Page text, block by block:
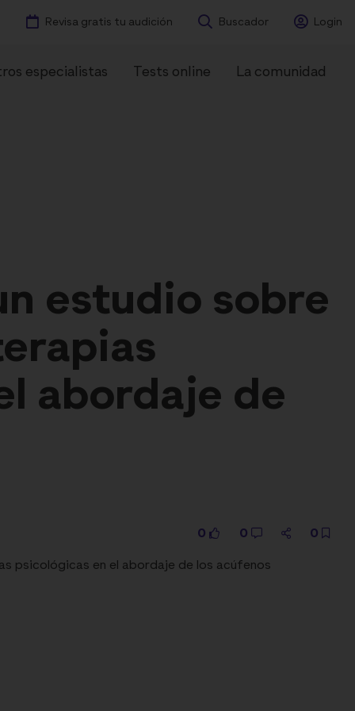
Revisa gratis tu audición Buscador Login
especialistas Tests online La comunidad
estudio sobre
abordaje de
0 0 0